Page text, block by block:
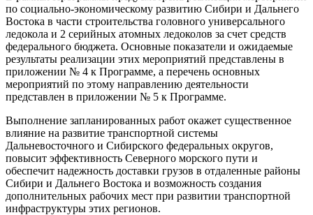
по социально-экономическому развитию Сибири и Дальнего
Востока в части строительства головного универсального
ледокола и 2 серийных атомных ледоколов за счет средств
федерального бюджета. Основные показатели и ожидаемые
результаты реализации этих мероприятий представлены в
приложении № 4 к Программе, а перечень основных
мероприятий по этому направлению деятельности
представлен в приложении № 5 к Программе.
Выполнение запланированных работ окажет существенное
влияние на развитие транспортной системы
Дальневосточного и Сибирского федеральных округов,
повысит эффективность Северного морского пути и
обеспечит надежность доставки грузов в отдаленные районы
Сибири и Дальнего Востока и возможность создания
дополнительных рабочих мест при развитии транспортной
инфраструктуры этих регионов.